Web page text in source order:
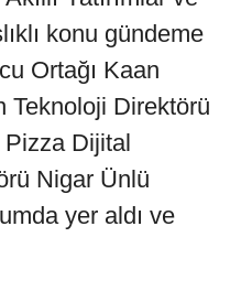
konu gündeme
Ortağı Kaan
Teknoloji Direktörü
Dijital
Nigar Ünlü
yer aldı ve